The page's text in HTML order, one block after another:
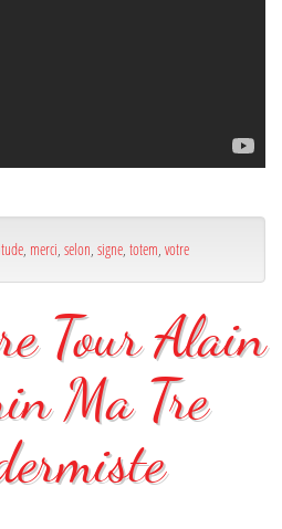
, merci, selon, signe, totem, votre
Tour Alain
Ma Tre